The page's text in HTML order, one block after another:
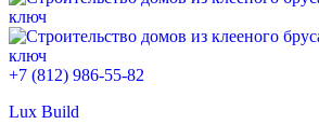
+7 (812) 986-55-82
Lux Build